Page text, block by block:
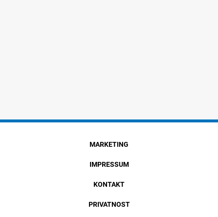
MARKETING
IMPRESSUM
KONTAKT
PRIVATNOST